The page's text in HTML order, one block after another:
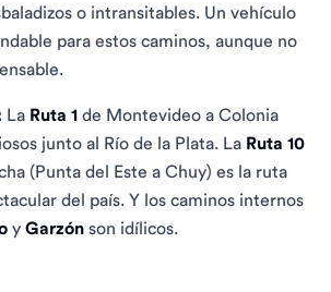
o intransitables. Un vehículo
para estos caminos, aunque no
La Ruta 1 de Montevideo a Colonia
junto al Río de la Plata. La Ruta 10
(Punta del Este a Chuy) es la ruta
del país. Y los caminos internos
y Garzón son idílicos.